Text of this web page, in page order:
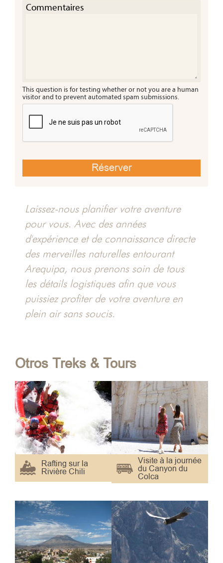
Commentaires
This question is for testing whether or not you are a human
visitor and to prevent automated spam submissions.
Laissez-nous planifier votre aventure
pour vous. Avec des années
d'expérience et de connaissance directe
des merveilles naturelles entourant
Arequipa, nous prenons soin de tous
les détails logistiques afin que vous
puissiez profiter de votre aventure en
plein air sans soucis.
Otros Treks & Tours
Rafting sur la
Rivière Chili
Visite à la journée
du Canyon du
Colca
à
du